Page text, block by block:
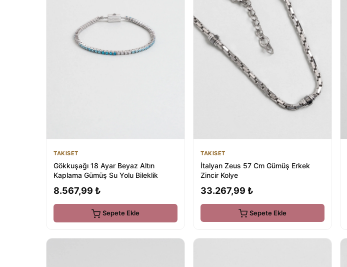
TAKISET
Gökkuşağı 18 Ayar Beyaz Altın
Kaplama Gümüş Su Yolu Bileklik
8.567,99 ₺
Sepete Ekle
TAKISET
İtalyan Zeus 57 Cm Gümüş Erkek
Zincir Kolye
33.267,99 ₺
Sepete Ekle